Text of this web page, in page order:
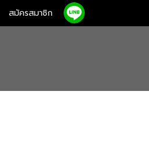
สมัครสมาชิก